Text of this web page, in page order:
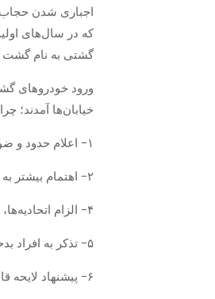
اجباری شدن
که در سال‌های
گشتی به نام گشت
خیابان‌ها آمدند؛
۱- اعلام حدود و ضوابط قانونی عفاف و ملاک‌های بدحجابی در جامعه به منظور تشخیص مصادیق آن.
۲- اهتمام بیشتر به برخورد قانونی و محترمانه.
۴- الزام اتحادیه‌ها، سندیکاها و صنوف در مقابله با بدحجابی.
۵- تذکر به افراد بدحجاب و برخورد با آن‌ها طبق ضوابط قانونی در اماکن عمومی شهر.
۶- پیشنهاد لایحه قانونی به مراجع قانون‌گذار در خصوص رعایت پوشش مناسب در هنگام رانندگی.